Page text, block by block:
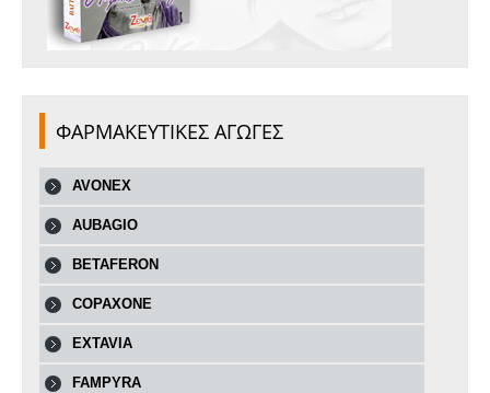
ΦΑΡΜΑΚΕΥΤΙΚΕΣ ΑΓΩΓΕΣ
AVONEX
AUBAGIO
BETAFERON
COPAXONE
EXTAVIA
FAMPYRA